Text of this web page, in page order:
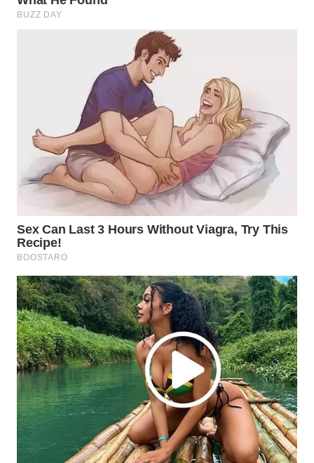
WN
BINTAN
WN
MANDALIKA
WN
LIKUPANG
WN
LABUANBAJO
WN
BORNEO
Wahana
Media
Group
NEWS